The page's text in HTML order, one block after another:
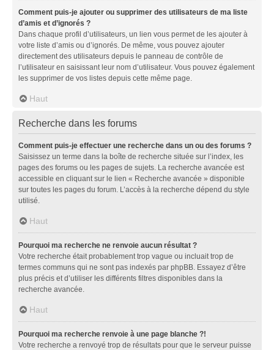
Comment puis-je ajouter ou supprimer des utilisateurs de ma liste
d’amis et d’ignorés ?
Dans chaque profil d’utilisateurs, un lien vous permet de les ajouter à
votre liste d’amis ou d’ignorés. De même, vous pouvez ajouter
directement des utilisateurs depuis le panneau de contrôle de
l’utilisateur en saisissant leur nom d’utilisateur. Vous pouvez également
les supprimer de vos listes depuis cette même page.
Haut
Recherche dans les forums
Comment puis-je effectuer une recherche dans un ou des forums ?
Saisissez un terme dans la boîte de recherche située sur l’index, les
pages des forums ou les pages de sujets. La recherche avancée est
accessible en cliquant sur le lien « Recherche avancée » disponible
sur toutes les pages du forum. L’accès à la recherche dépend du style
utilisé.
Haut
Pourquoi ma recherche ne renvoie aucun résultat ?
Votre recherche était probablement trop vague ou incluait trop de
termes communs qui ne sont pas indexés par phpBB. Essayez d’être
plus précis et d’utiliser les différents filtres disponibles dans la
recherche avancée.
Haut
Pourquoi ma recherche renvoie à une page blanche ?!
Votre recherche a renvoyé trop de résultats pour que le serveur puisse